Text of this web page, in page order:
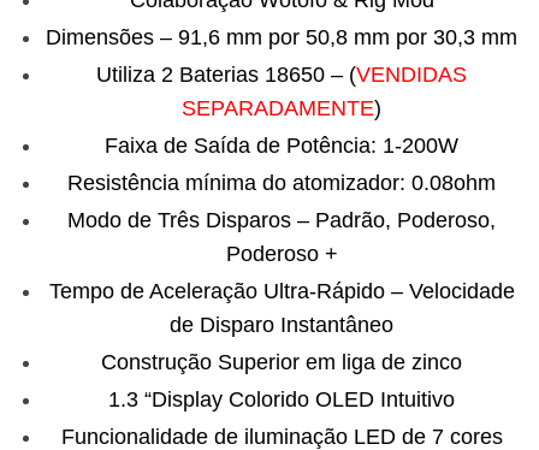
Dimensões – 91,6 mm por 50,8 mm por 30,3 mm
Utiliza 2 Baterias 18650 – (VENDIDAS
SEPARADAMENTE)
Faixa de Saída de Potência: 1-200W
Resistência mínima do atomizador: 0.08ohm
Modo de Três Disparos – Padrão, Poderoso,
Poderoso +
Tempo de Aceleração Ultra-Rápido – Velocidade
de Disparo Instantâneo
Construção Superior em liga de zinco
1.3 “Display Colorido OLED Intuitivo
Funcionalidade de iluminação LED de 7 cores